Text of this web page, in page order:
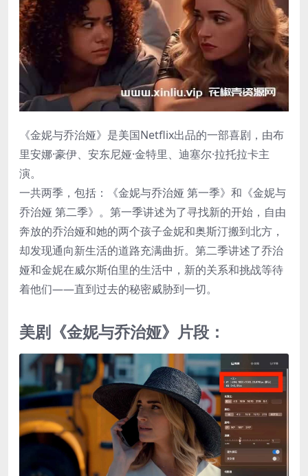
《金妮与乔治娅》是美国Netflix出品的一部喜剧，由布
里安娜·豪伊、安东尼娅·金特里、迪塞尔·拉托拉卡主
演。
一共两季，包括：《金妮与乔治娅 第一季》和《金妮与
乔治娅 第二季》。第一季讲述为了寻找新的开始，自由
奔放的乔治娅和她的两个孩子金妮和奥斯汀搬到北方，
却发现通向新生活的道路充满曲折。第二季讲述了乔治
娅和金妮在威尔斯伯里的生活中，新的关系和挑战等待
着他们——直到过去的秘密威胁到一切。
美剧《金妮与乔治娅》片段：